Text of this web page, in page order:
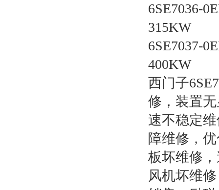
6SE7036-
315KW
6SE7037-
400KW
西门子
修，装置
速不稳定
障维修，
板坏维修
风机坏维